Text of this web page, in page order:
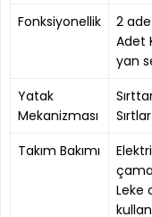
Fonksiyonellik
2
Adet
yan
Yatak
Mekanizması
Takım Bakımı
Leke